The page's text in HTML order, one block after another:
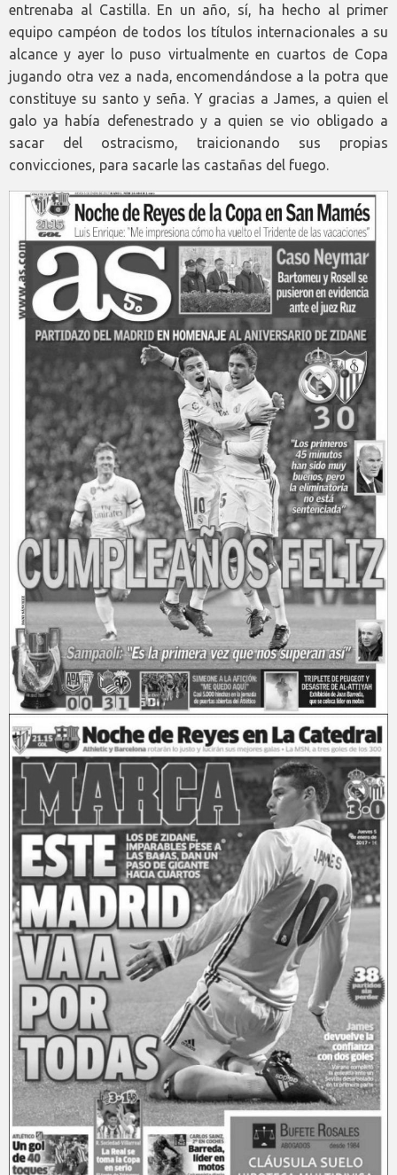
entrenaba al Castilla. En un año, sí, ha hecho al primer
equipo campéon de todos los títulos internacionales a su
alcance y ayer lo puso virtualmente en cuartos de Copa
jugando otra vez a nada, encomendándose a la potra que
constituye su santo y seña. Y gracias a James, a quien el
galo ya había defenestrado y a quien se vio obligado a
sacar del ostracismo, traicionando sus propias
convicciones, para sacarle las castañas del fuego.